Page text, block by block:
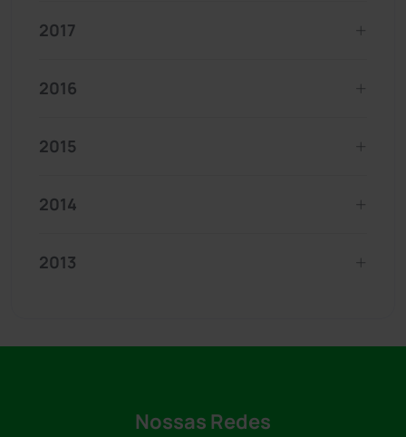
2017
2016
2015
2014
2013
Nossas Redes